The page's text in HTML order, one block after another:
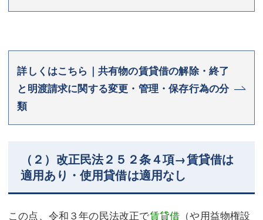
詳しくはこちら｜共有物の賃貸借の解除・終了
と明渡請求に関する変更・管理・保存行為の分
類
（２）改正民法２５２条４項→賃貸借は
適用あり・使用貸借は適用なし
この点、令和３年の民法改正で賃貸借 （や用益物権設